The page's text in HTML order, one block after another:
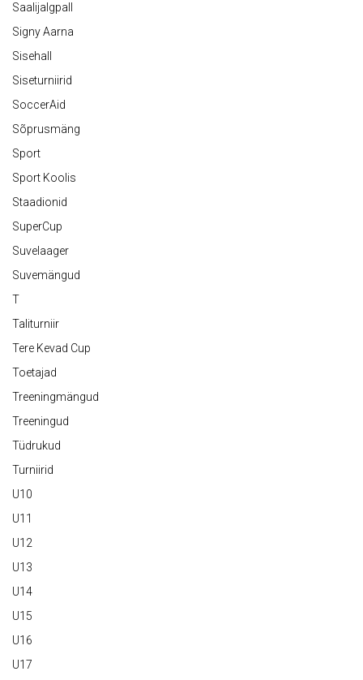
Saalijalgpall
Signy Aarna
Sisehall
Siseturniirid
SoccerAid
Sõprusmäng
Sport
Sport Koolis
Staadionid
SuperCup
Suvelaager
Suvemängud
T
Taliturniir
Tere Kevad Cup
Toetajad
Treeningmängud
Treeningud
Tüdrukud
Turniirid
U10
U11
U12
U13
U14
U15
U16
U17